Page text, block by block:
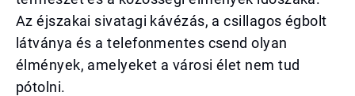
Az éjszakai sivatagi kávézás, a csillagos égbolt
látványa és a telefonmentes csend olyan
élmények, amelyeket a városi élet nem tud
pótolni.